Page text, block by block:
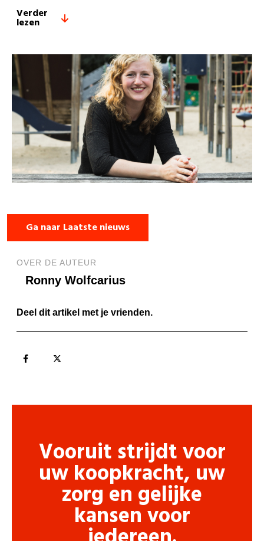
Verder
lezen
Ga naar Laatste nieuws
OVER DE AUTEUR
Ronny Wolfcarius
Deel dit artikel met je vrienden.
Vooruit strijdt voor
uw koopkracht, uw
zorg en gelijke
kansen voor